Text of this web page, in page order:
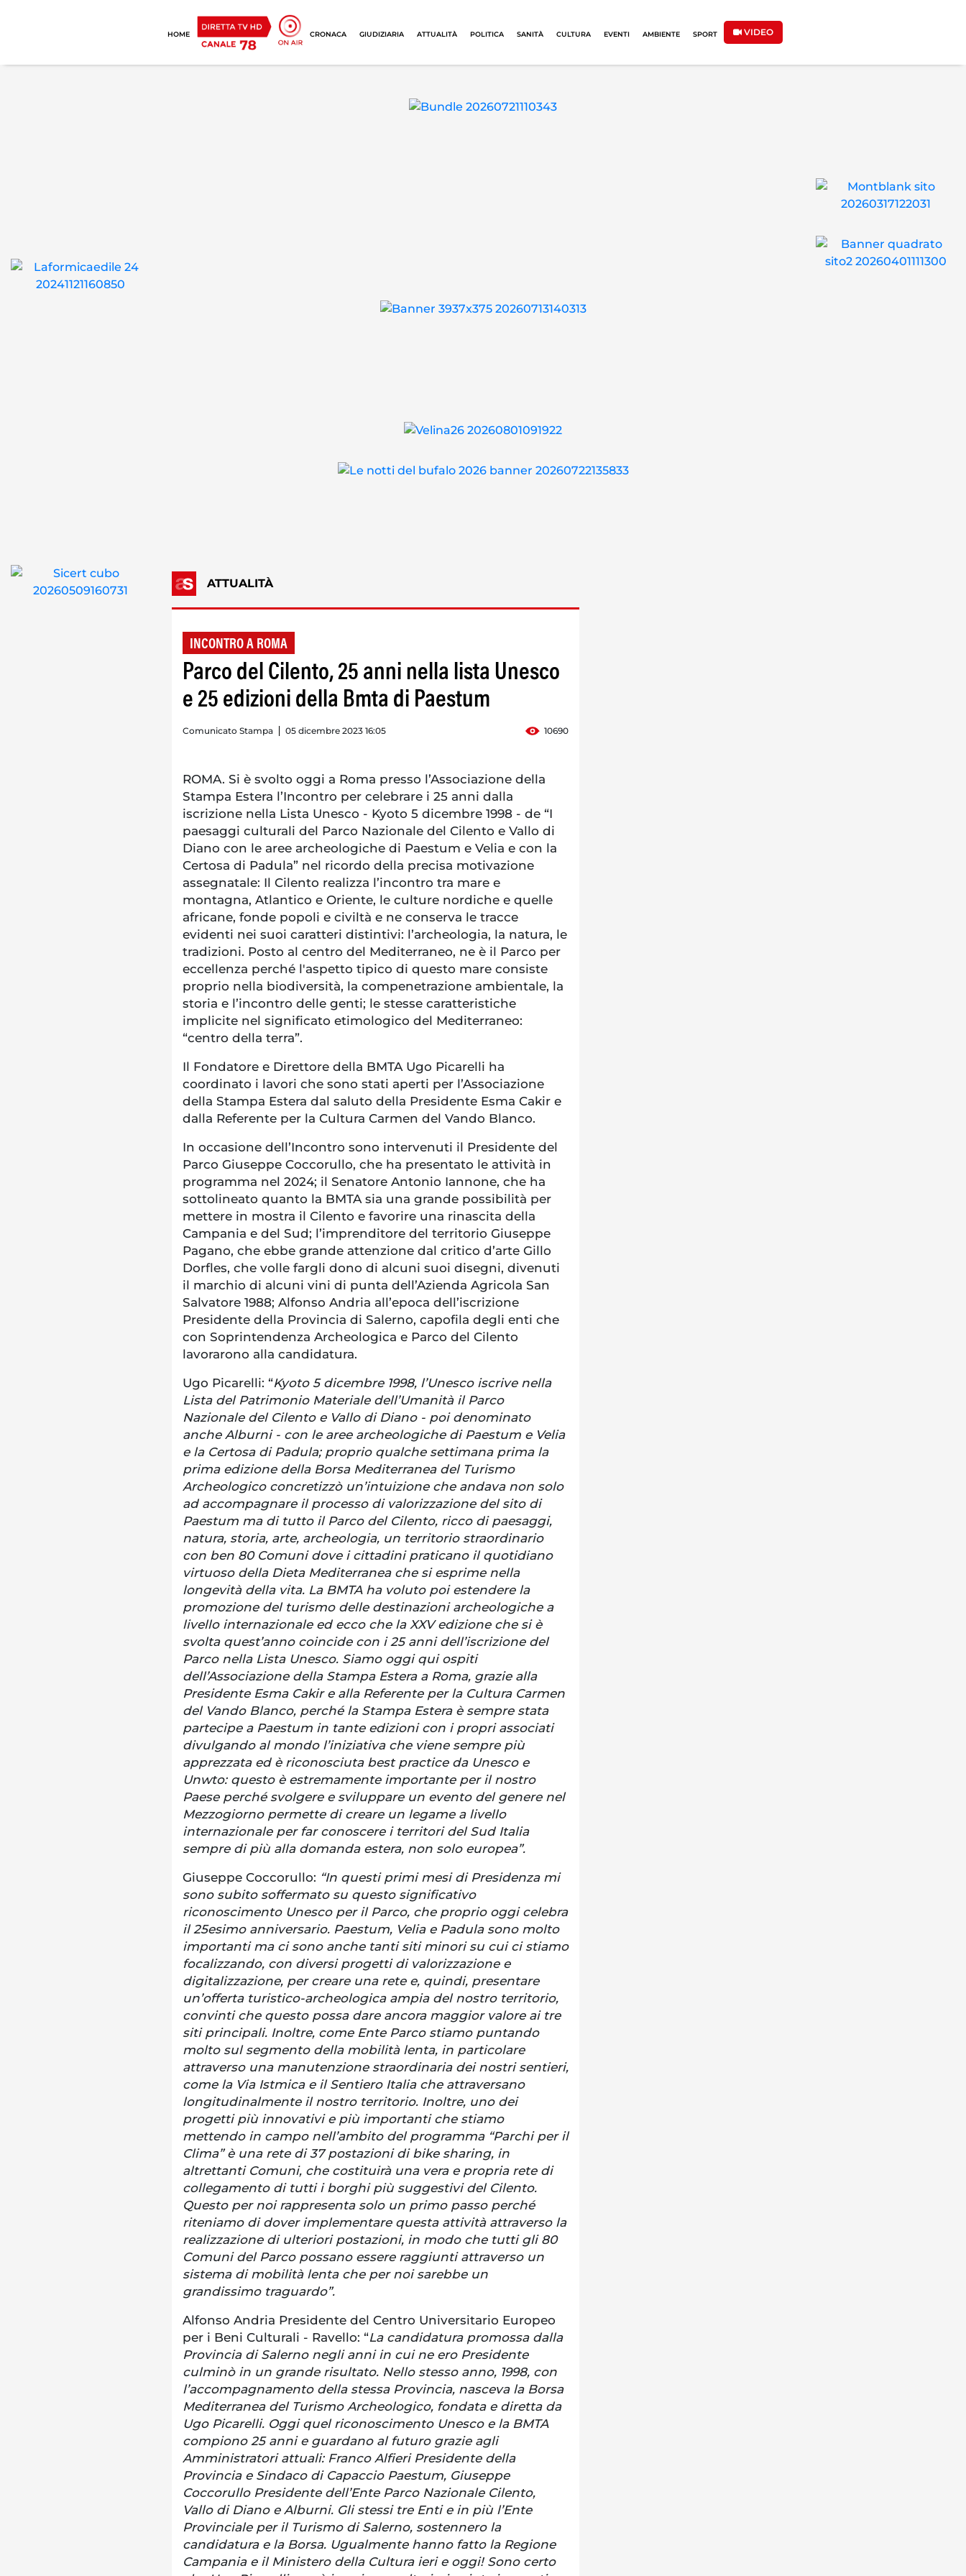
HOME CRONACA GIUDIZIARIA ATTUALITÀ POLITICA SANITÀ CULTURA EVENTI AMBIENTE SPORT VIDEO
ATTUALITÀ
INCONTRO A ROMA
Parco del Cilento, 25 anni nella lista Unesco
e 25 edizioni della Bmta di Paestum
Comunicato Stampa 05 dicembre 2023 16:05 10690
ROMA. Si è svolto oggi a Roma presso l’Associazione della
Stampa Estera l’Incontro per celebrare i 25 anni dalla
iscrizione nella Lista Unesco - Kyoto 5 dicembre 1998 - de “I
paesaggi culturali del Parco Nazionale del Cilento e Vallo di
Diano con le aree archeologiche di Paestum e Velia e con la
Certosa di Padula” nel ricordo della precisa motivazione
assegnatale: Il Cilento realizza l’incontro tra mare e
montagna, Atlantico e Oriente, le culture nordiche e quelle
africane, fonde popoli e civiltà e ne conserva le tracce
evidenti nei suoi caratteri distintivi: l’archeologia, la natura, le
tradizioni. Posto al centro del Mediterraneo, ne è il Parco per
eccellenza perché l'aspetto tipico di questo mare consiste
proprio nella biodiversità, la compenetrazione ambientale, la
storia e l’incontro delle genti; le stesse caratteristiche
implicite nel significato etimologico del Mediterraneo:
“centro della terra”.
Il Fondatore e Direttore della BMTA Ugo Picarelli ha
coordinato i lavori che sono stati aperti per l’Associazione
della Stampa Estera dal saluto della Presidente Esma Cakir e
dalla Referente per la Cultura Carmen del Vando Blanco.
In occasione dell’Incontro sono intervenuti il Presidente del
Parco Giuseppe Coccorullo, che ha presentato le attività in
programma nel 2024; il Senatore Antonio Iannone, che ha
sottolineato quanto la BMTA sia una grande possibilità per
mettere in mostra il Cilento e favorire una rinascita della
Campania e del Sud; l’imprenditore del territorio Giuseppe
Pagano, che ebbe grande attenzione dal critico d’arte Gillo
Dorfles, che volle fargli dono di alcuni suoi disegni, divenuti
il marchio di alcuni vini di punta dell’Azienda Agricola San
Salvatore 1988; Alfonso Andria all’epoca dell’iscrizione
Presidente della Provincia di Salerno, capofila degli enti che
con Soprintendenza Archeologica e Parco del Cilento
lavorarono alla candidatura.
Ugo Picarelli: “Kyoto 5 dicembre 1998, l’Unesco iscrive nella
Lista del Patrimonio Materiale dell’Umanità il Parco
Nazionale del Cilento e Vallo di Diano - poi denominato
anche Alburni - con le aree archeologiche di Paestum e Velia
e la Certosa di Padula; proprio qualche settimana prima la
prima edizione della Borsa Mediterranea del Turismo
Archeologico concretizzò un’intuizione che andava non solo
ad accompagnare il processo di valorizzazione del sito di
Paestum ma di tutto il Parco del Cilento, ricco di paesaggi,
natura, storia, arte, archeologia, un territorio straordinario
con ben 80 Comuni dove i cittadini praticano il quotidiano
virtuoso della Dieta Mediterranea che si esprime nella
longevità della vita. La BMTA ha voluto poi estendere la
promozione del turismo delle destinazioni archeologiche a
livello internazionale ed ecco che la XXV edizione che si è
svolta quest’anno coincide con i 25 anni dell’iscrizione del
Parco nella Lista Unesco. Siamo oggi qui ospiti
dell’Associazione della Stampa Estera a Roma, grazie alla
Presidente Esma Cakir e alla Referente per la Cultura Carmen
del Vando Blanco, perché la Stampa Estera è sempre stata
partecipe a Paestum in tante edizioni con i propri associati
divulgando al mondo l’iniziativa che viene sempre più
apprezzata ed è riconosciuta best practice da Unesco e
Unwto: questo è estremamente importante per il nostro
Paese perché svolgere e sviluppare un evento del genere nel
Mezzogiorno permette di creare un legame a livello
internazionale per far conoscere i territori del Sud Italia
sempre di più alla domanda estera, non solo europea”.
Giuseppe Coccorullo: “In questi primi mesi di Presidenza mi
sono subito soffermato su questo significativo
riconoscimento Unesco per il Parco, che proprio oggi celebra
il 25esimo anniversario. Paestum, Velia e Padula sono molto
importanti ma ci sono anche tanti siti minori su cui ci stiamo
focalizzando, con diversi progetti di valorizzazione e
digitalizzazione, per creare una rete e, quindi, presentare
un’offerta turistico-archeologica ampia del nostro territorio,
convinti che questo possa dare ancora maggior valore ai tre
siti principali. Inoltre, come Ente Parco stiamo puntando
molto sul segmento della mobilità lenta, in particolare
attraverso una manutenzione straordinaria dei nostri sentieri,
come la Via Istmica e il Sentiero Italia che attraversano
longitudinalmente il nostro territorio. Inoltre, uno dei
progetti più innovativi e più importanti che stiamo
mettendo in campo nell’ambito del programma “Parchi per il
Clima” è una rete di 37 postazioni di bike sharing, in
altrettanti Comuni, che costituirà una vera e propria rete di
collegamento di tutti i borghi più suggestivi del Cilento.
Questo per noi rappresenta solo un primo passo perché
riteniamo di dover implementare questa attività attraverso la
realizzazione di ulteriori postazioni, in modo che tutti gli 80
Comuni del Parco possano essere raggiunti attraverso un
sistema di mobilità lenta che per noi sarebbe un
grandissimo traguardo”.
Alfonso Andria Presidente del Centro Universitario Europeo
per i Beni Culturali - Ravello: “La candidatura promossa dalla
Provincia di Salerno negli anni in cui ne ero Presidente
culminò in un grande risultato. Nello stesso anno, 1998, con
l’accompagnamento della stessa Provincia, nasceva la Borsa
Mediterranea del Turismo Archeologico, fondata e diretta da
Ugo Picarelli. Oggi quel riconoscimento Unesco e la BMTA
compiono 25 anni e guardano al futuro grazie agli
Amministratori attuali: Franco Alfieri Presidente della
Provincia e Sindaco di Capaccio Paestum, Giuseppe
Coccorullo Presidente dell’Ente Parco Nazionale Cilento,
Vallo di Diano e Alburni. Gli stessi tre Enti e in più l’Ente
Provinciale per il Turismo di Salerno, sostennero la
candidatura e la Borsa. Ugualmente hanno fatto la Regione
Campania e il Ministero della Cultura ieri e oggi! Sono certo